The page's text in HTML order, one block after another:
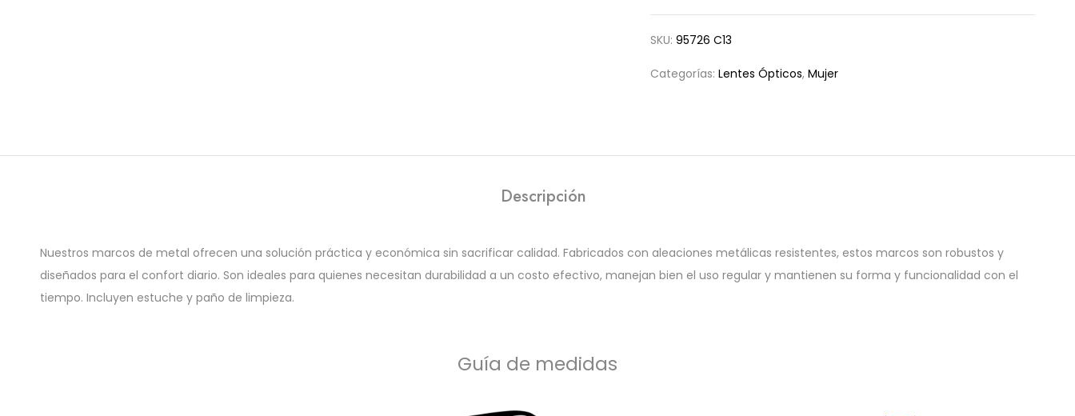
SKU:95726 C13
Categorías:Lentes Ópticos,Mujer
Descripción
Nuestros marcos de metal ofrecen una solución práctica y económica sin sacrificar calidad. Fabricados con aleaciones metálicas resistentes, estos marcos son robustos y
diseñados para el confort diario. Son ideales para quienes necesitan durabilidad a un costo efectivo, manejan bien el uso regular y mantienen su forma y funcionalidad con el
tiempo. Incluyen estuche y paño de limpieza.
Guía de medidas